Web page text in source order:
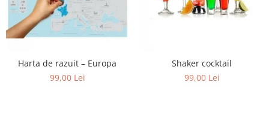
Harta de razuit – Europa
99,00 Lei
Shaker cocktail
99,00 Lei